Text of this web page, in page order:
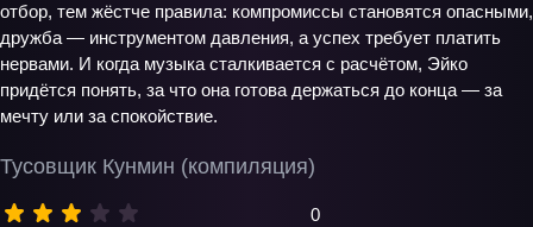
Тусовщик Кунмин (компиляция)
0
отбор, тем жёстче правила: компромиссы становятся опасными,
дружба — инструментом давления, а успех требует платить
нервами. И когда музыка сталкивается с расчётом, Эйко
придётся понять, за что она готова держаться до конца — за
мечту или за спокойствие.